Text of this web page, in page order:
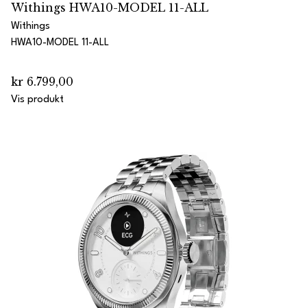
Withings HWA10-MODEL 11-ALL
Withings
HWA10-MODEL 11-ALL
kr 6.799,00
Vis produkt